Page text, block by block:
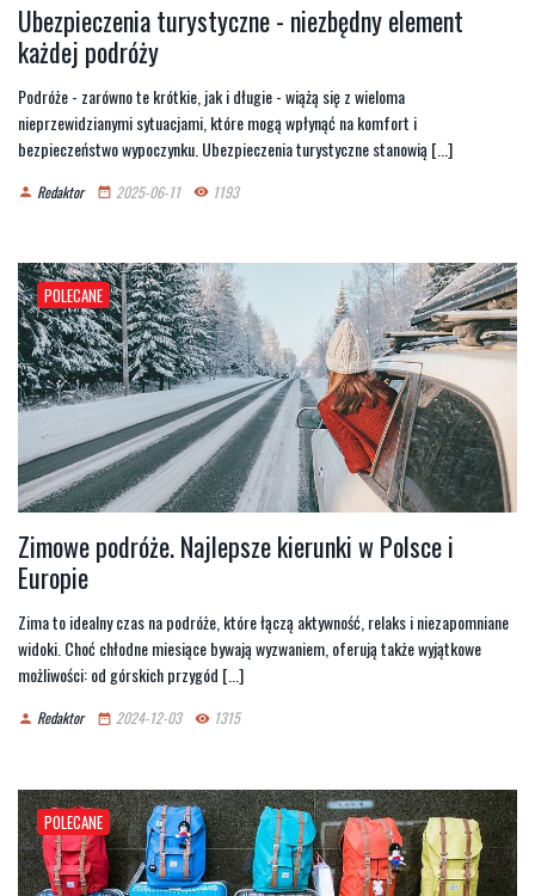
Ubezpieczenia turystyczne - niezbędny element
każdej podróży
Podróże - zarówno te krótkie, jak i długie - wiążą się z wieloma
nieprzewidzianymi sytuacjami, które mogą wpłynąć na komfort i
bezpieczeństwo wypoczynku. Ubezpieczenia turystyczne stanowią [...]
person Redaktor date_range 2025-06-11 remove_red_eye 1193
POLECANE
Zimowe podróże. Najlepsze kierunki w Polsce i
Europie
Zima to idealny czas na podróże, które łączą aktywność, relaks i niezapomniane
widoki. Choć chłodne miesiące bywają wyzwaniem, oferują także wyjątkowe
możliwości: od górskich przygód [...]
person Redaktor date_range 2024-12-03 remove_red_eye 1315
POLECANE